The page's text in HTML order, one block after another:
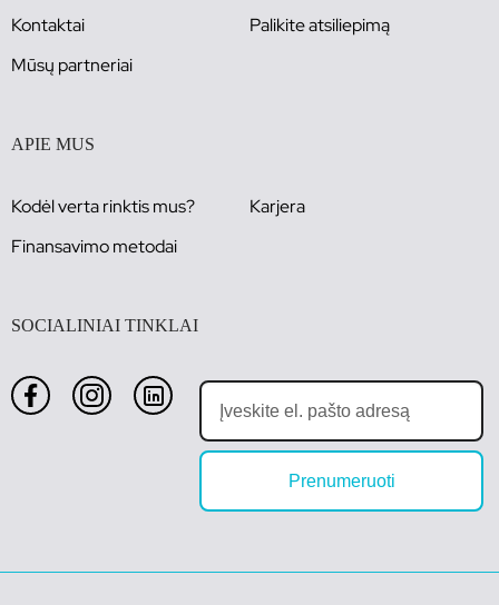
Kontaktai
Palikite atsiliepimą
Mūsų partneriai
APIE MUS
Kodėl verta rinktis mus?
Karjera
Finansavimo metodai
SOCIALINIAI TINKLAI
Prenumeruoti